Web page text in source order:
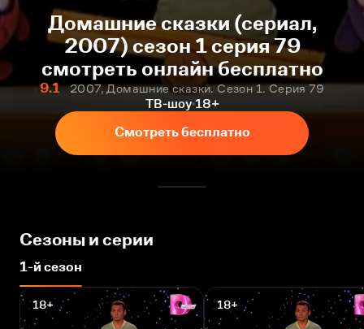
Домашние сказки (сериал,
2007) сезон 1 серия 79
смотреть онлайн бесплатно
9.1
2007, Домашние сказки. Сезон 1. Серия 79
ТВ-шоу 18+
Смотреть бесплатно
Сезоны и серии
1-й сезон
18+ 18+